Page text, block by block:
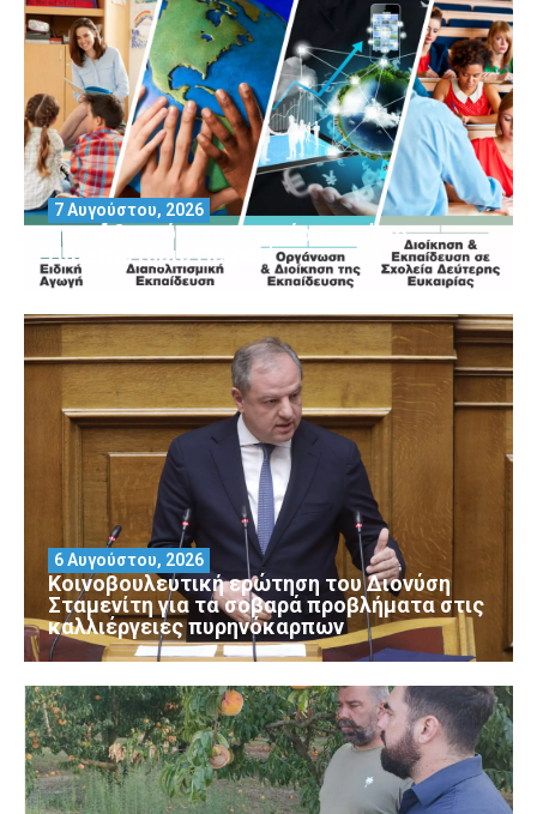
Μοριοδοτούμενα Σεμινάρια από το
Πανεπιστήμιο Πειραιά
7 Αυγούστου, 2026
Κοινοβουλευτική ερώτηση του Διονύση
Σταμενίτη για τα σοβαρά προβλήματα στις
καλλιέργειες πυρηνόκαρπων
6 Αυγούστου, 2026